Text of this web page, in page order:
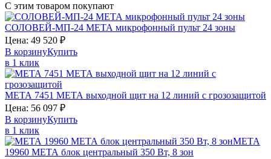
С этим товаром покупают
СОЛОВЕЙ‑МП-24 МЕТА микрофонный пульт 24 зоны
Цена: 49 520 ₽
В корзинуКупить
в 1 клик
МЕТА 7451 МЕТА выходной щит на 12 линий с грозозащитой
Цена: 56 097 ₽
В корзинуКупить
в 1 клик
МЕТА
19960 МЕТА блок центральный 350 Вт, 8 зон